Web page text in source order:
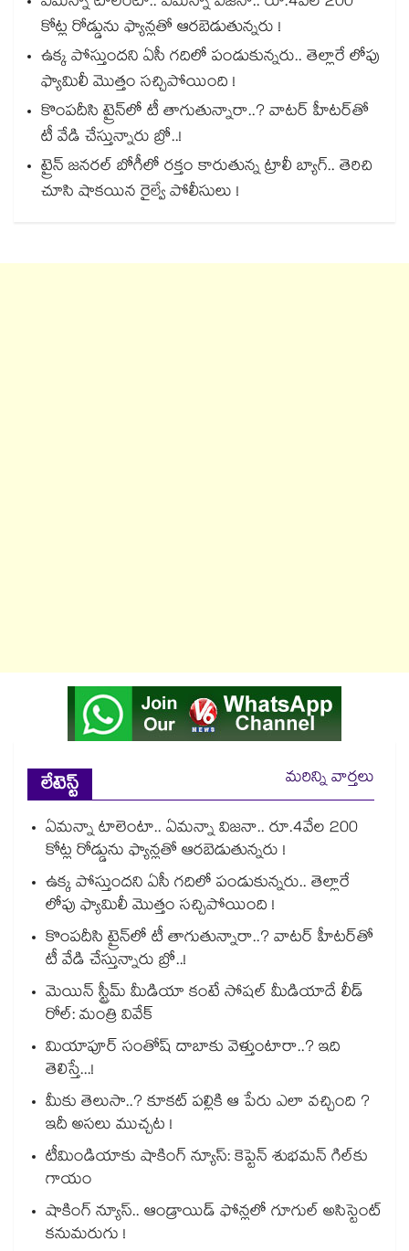
కోట్ల రోడ్డును ఫ్యాన్లతో ఆరబెడుతున్నరు !
ఉక్క పోస్తుందని ఏసీ గదిలో పండుకున్నరు.. తెల్లారే లోపు
ఫ్యామిలీ మొత్తం సచ్చిపోయింది !
కొంపదీసి ట్రైన్⁬లో టీ తాగుతున్నారా..? వాటర్ హీటర్⁭⁭తో
టీ వేడి చేస్తున్నారు బ్రో..!
ట్రైన్ జనరల్ బోగీలో రక్తం కారుతున్న ట్రాలీ బ్యాగ్.. తెరిచి
చూసి షాకయిన రైల్వే పోలీసులు !
లేటెస్ట్
మరిన్ని వార్తలు
ఏమన్నా టాలెంటా.. ఏమన్నా విజనా.. రూ.4వేల 200
కోట్ల రోడ్డును ఫ్యాన్లతో ఆరబెడుతున్నరు !
ఉక్క పోస్తుందని ఏసీ గదిలో పండుకున్నరు.. తెల్లారే
లోపు ఫ్యామిలీ మొత్తం సచ్చిపోయింది !
కొంపదీసి ట్రైన్⁬లో టీ తాగుతున్నారా..? వాటర్ హీటర్⁭⁭తో
టీ వేడి చేస్తున్నారు బ్రో..!
మెయిన్ స్ట్రీమ్ మీడియా కంటే సోషల్ మీడియాదే లీడ్
రోల్: మంత్రి వివేక్
మియాపూర్ సంతోష్ దాబాకు వెళ్తుంటారా..? ఇది
తెలిస్తే...!
మీకు తెలుసా..? కూకట్ పల్లికి ఆ పేరు ఎలా వచ్చింది ?
ఇదీ అసలు ముచ్చట !
టీమిండియాకు షాకింగ్ న్యూస్: కెప్టెన్ శుభమన్ గిల్‎కు
గాయం
షాకింగ్ న్యూస్.. ఆండ్రాయిడ్ ఫోన్లలో గూగుల్ అసిస్టెంట్
కనుమరుగు !